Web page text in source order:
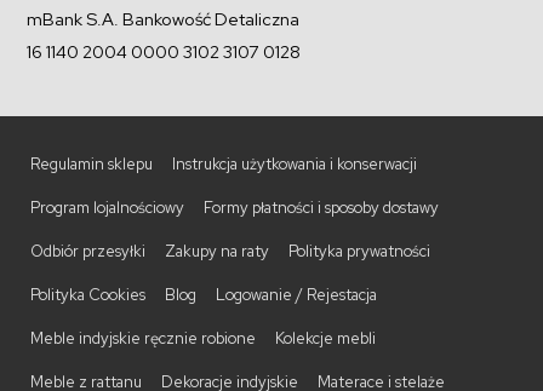
mBank S.A. Bankowość Detaliczna
16 1140 2004 0000 3102 3107 0128
Regulamin sklepu Instrukcja użytkowania i konserwacji
Program lojalnościowy Formy płatności i sposoby dostawy
Odbiór przesyłki Zakupy na raty Polityka prywatności
Polityka Cookies Blog Logowanie / Rejestacja
Meble indyjskie ręcznie robione Kolekcje mebli
Meble z rattanu Dekoracje indyjskie Materace i stelaże